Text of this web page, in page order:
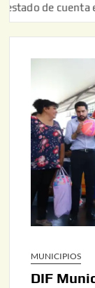
de cuenta el
MUNICIPIOS
DIF